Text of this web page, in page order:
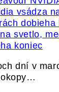
svetlo,
koniec
dní v